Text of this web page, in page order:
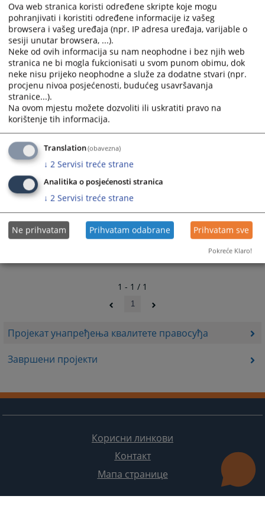
Пројекат унапређења квалитете правосуђа
Завршени пројекти
the
calendar
and
select
a
date.
Press
the
question
mark
key
to
get
the
keyboard
shortcuts
for
changing
dates.
the
calendar
and
select
a
date.
Press
question
mark
key
to
get
keyboard
shortcuts
for
changing
dates.
1 - 1 / 1
1
Корисни линкови
Контакт
Мапа странице
Ova web stranica koristi određene skripte koje mogu
pohranjivati i koristiti određene informacije iz vašeg
browsera i vašeg uređaja (npr. IP adresa uređaja, varijable o
sesiji unutar browsera, ...).
Neke od ovih informacija su nam neophodne i bez njih web
stranica ne bi mogla fukcionisati u svom punom obimu, dok
neke nisu prijeko neophodne a služe za dodatne stvari (npr.
procjenu nivoa posjećenosti, budućeg usavršavanja
stranice...).
Na ovom mjestu možete dozvoliti ili uskratiti pravo na
korištenje tih informacija.
Translation(obavezna)
↓ 2 Servisi treće strane
Analitika o posjećenosti stranica
↓ 2 Servisi treće strane
Ne prihvatam Prihvatam odabrane Prihvatam sve
Pokreće Klaro!